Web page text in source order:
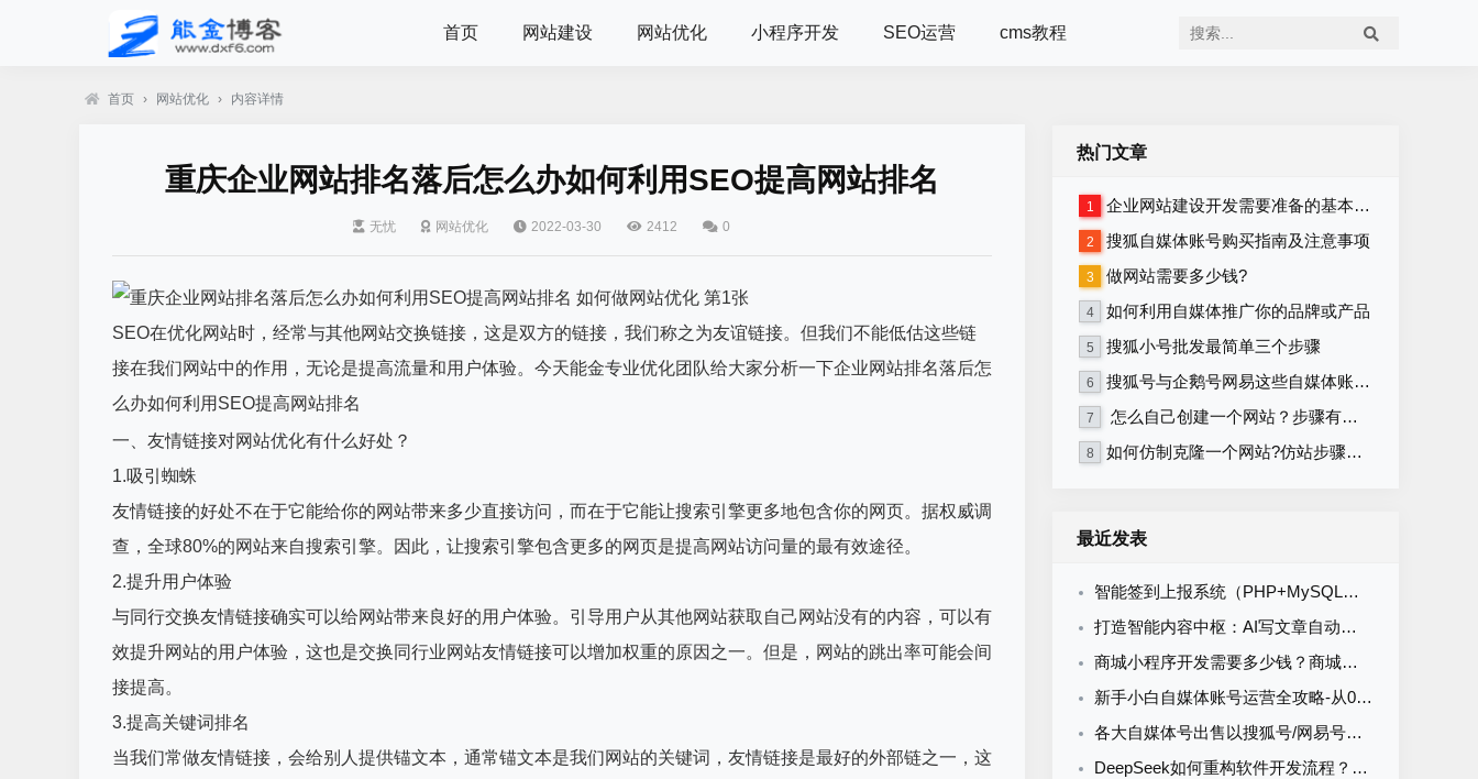
首页 网站建设 网站优化 小程序开发 SEO运营 cms教程
首页 › 网站优化 › 内容详情
重庆企业网站排名落后怎么办如何利用SEO提高网站排名
无忧 网站优化 2022-03-30 2412 0
SEO在优化网站时，经常与其他网站交换链接，这是双方的链接，我们称之为友谊链接。但我们不能低估这些链
接在我们网站中的作用，无论是提高流量和用户体验。今天能金专业优化团队给大家分析一下企业网站排名落后怎
么办如何利用SEO提高网站排名
一、友情链接对网站优化有什么好处？
1.吸引蜘蛛
友情链接的好处不在于它能给你的网站带来多少直接访问，而在于它能让搜索引擎更多地包含你的网页。据权威调
查，全球80%的网站来自搜索引擎。因此，让搜索引擎包含更多的网页是提高网站访问量的最有效途径。
2.提升用户体验
与同行交换友情链接确实可以给网站带来良好的用户体验。引导用户从其他网站获取自己网站没有的内容，可以有
效提升网站的用户体验，这也是交换同行业网站友情链接可以增加权重的原因之一。但是，网站的跳出率可能会间
接提高。
3.提高关键词排名
当我们常做友情链接，会给别人提供锚文本，通常锚文本是我们网站的关键词，友情链接是最好的外部链之一，这
热门文章
1 企业网站建设开发需要准备的基本资料
2 搜狐自媒体账号购买指南及注意事项
3 做网站需要多少钱?
4 如何利用自媒体推广你的品牌或产品
5 搜狐小号批发最简单三个步骤
6 搜狐号与企鹅号网易这些自媒体账号在哪里购买？
7 怎么自己创建一个网站？步骤有哪些？
8 如何仿制克隆一个网站?仿站步骤详细教程
最近发表
智能签到上报系统（PHP+MySQL）食堂/企业/学校多场景通用
打造智能内容中枢：AI写文章自动发布系统的定制开发
商城小程序开发需要多少钱？商城小程序开发收费标准
新手小白自媒体账号运营全攻略-从0到1打造购买自媒体账号网易搜索知乎百家号
各大自媒体号出售以搜狐号/网易号为核心的流量与排名解析
DeepSeek如何重构软件开发流程？AI驱动优化的5大实战场景解析